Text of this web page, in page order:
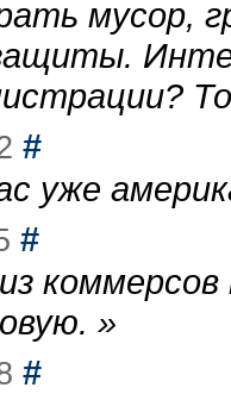
мусор,
#
уже
#
»
#